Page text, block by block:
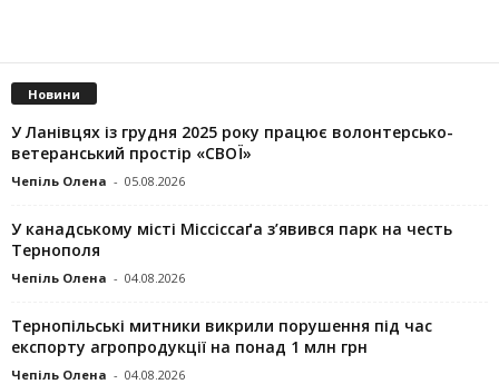
Новини
У Ланівцях із грудня 2025 року працює волонтерсько-
ветеранський простір «СВОЇ»
Чепіль Олена - 05.08.2026
У канадському місті Міссіссаґа з’явився парк на честь
Тернополя
Чепіль Олена - 04.08.2026
Тернопільські митники викрили порушення під час
експорту агропродукції на понад 1 млн грн
Чепіль Олена - 04.08.2026